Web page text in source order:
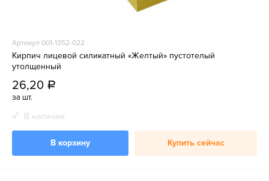
Артикул 001-1352-022
Кирпич лицевой силикатный «Желтый» пустотелый
утолщенный
26,20 a
за шт.
В наличии
В корзину Купить сейчас